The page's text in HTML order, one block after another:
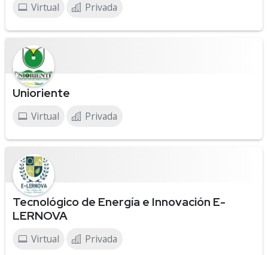
Virtual Privada
Unioriente
Virtual Privada
Tecnológico de Energía e Innovación E-
LERNOVA
Virtual Privada